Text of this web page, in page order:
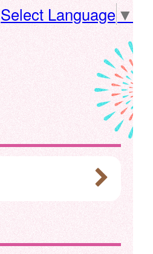
Select Language▼